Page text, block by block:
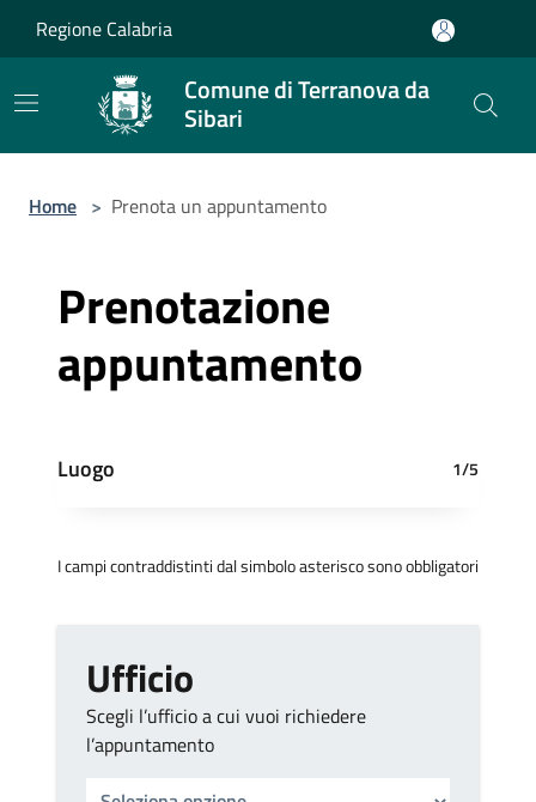
Regione Calabria
Comune di Terranova da
Sibari
Home > Prenota un appuntamento
Prenotazione
appuntamento
Luogo 1/5
I campi contraddistinti dal simbolo asterisco sono obbligatori
Ufficio
Scegli l’ufficio a cui vuoi richiedere
l’appuntamento
Tipo di ufficio